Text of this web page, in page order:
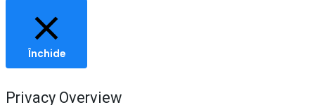
Închide
Privacy Overview